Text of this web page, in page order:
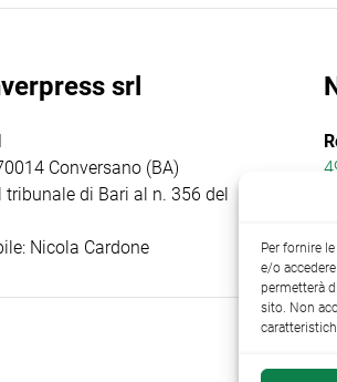
srl
Conversano (BA)
tribunale di Bari al n. 356 del
Nicola Cardone
Per fornire
e/o
permetterà
sito. Non